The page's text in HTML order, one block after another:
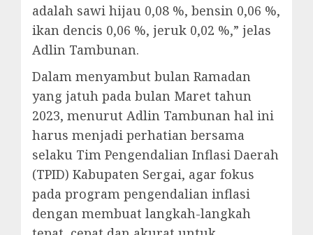
adalah sawi hijau 0,08 %, bensin 0,06 %,
ikan dencis 0,06 %, jeruk 0,02 %,” jelas
Adlin Tambunan.
Dalam menyambut bulan Ramadan
yang jatuh pada bulan Maret tahun
2023, menurut Adlin Tambunan hal ini
harus menjadi perhatian bersama
selaku Tim Pengendalian Inflasi Daerah
(TPID) Kabupaten Sergai, agar fokus
pada program pengendalian inflasi
dengan membuat langkah-langkah